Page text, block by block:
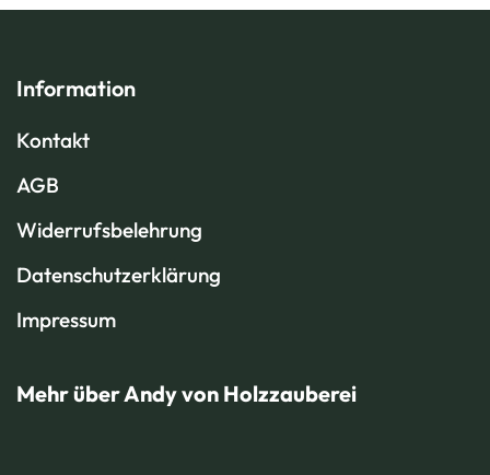
Information
Kontakt
AGB
Widerrufsbelehrung
Datenschutzerklärung
Impressum
Mehr über Andy von Holzzauberei